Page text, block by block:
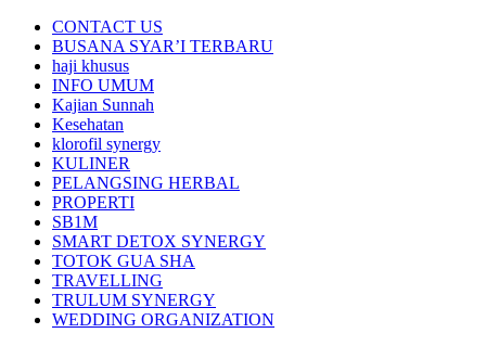
CONTACT US
BUSANA SYAR’I TERBARU
haji khusus
INFO UMUM
Kajian Sunnah
Kesehatan
klorofil synergy
KULINER
PELANGSING HERBAL
PROPERTI
SB1M
SMART DETOX SYNERGY
TOTOK GUA SHA
TRAVELLING
TRULUM SYNERGY
WEDDING ORGANIZATION